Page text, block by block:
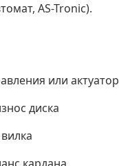
AS-Tronic).
или актуатор
диска